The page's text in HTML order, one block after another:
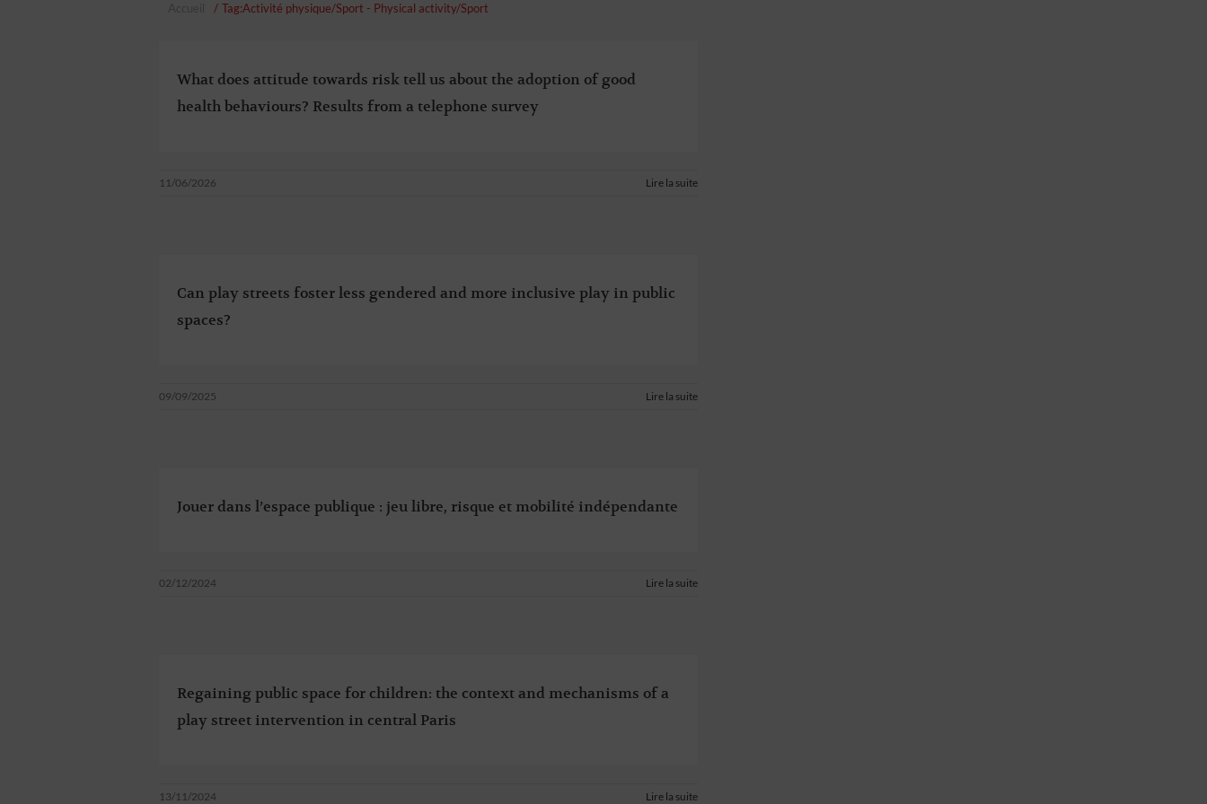
Tag:Activité physique/Sport - Physical activity/Sport
What does attitude towards risk tell us about the adoption of good
health behaviours? Results from a telephone survey
11/06/2026 Lire la suite
Can play streets foster less gendered and more inclusive play in public
spaces?
09/09/2025 Lire la suite
Jouer dans l’espace publique : jeu libre, risque et mobilité indépendante
02/12/2024 Lire la suite
Regaining public space for children: the context and mechanisms of a
play street intervention in central Paris
13/11/2024 Lire la suite